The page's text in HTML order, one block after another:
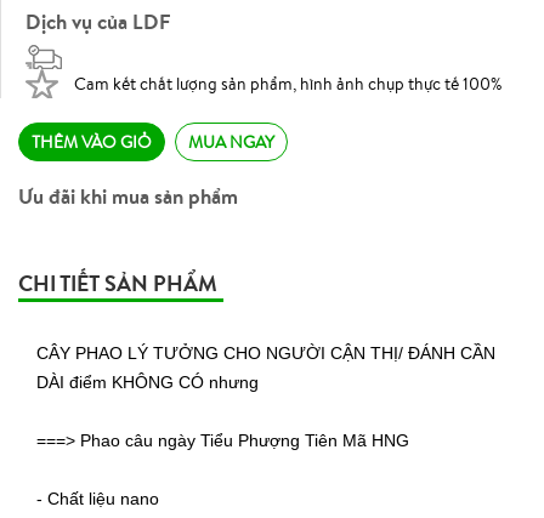
Dịch vụ của LDF
Cam kết chất lượng sản phẩm, hình ảnh chụp thực tế 100%
THÊM VÀO GIỎ MUA NGAY
Ưu đãi khi mua sản phẩm
CHI TIẾT SẢN PHẨM
CÂY PHAO LÝ TƯỞNG CHO NGƯỜI CẬN THỊ/ ĐÁNH CẦN
DÀI điểm KHÔNG CÓ nhưng
===> Phao câu ngày Tiểu Phượng Tiên Mã HNG
- Chất liệu nano